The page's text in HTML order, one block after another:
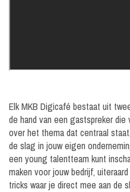
Elk MKB Digicafé bestaat uit
de hand van een gastspreker
over het thema dat centraal
de slag in jouw eigen
een young talentteam kunt
maken voor jouw bedrijf,
tricks waar je direct mee aan de